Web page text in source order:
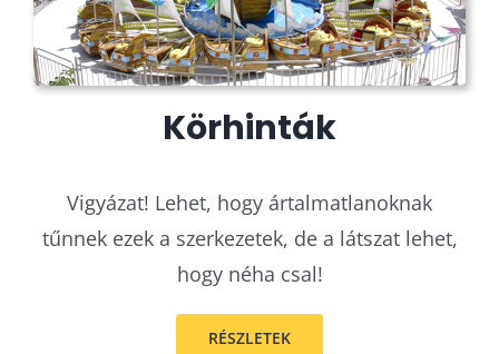
Körhinták
Vigyázat! Lehet, hogy ártalmatlanoknak
tűnnek ezek a szerkezetek, de a látszat lehet,
hogy néha csal!
RÉSZLETEK